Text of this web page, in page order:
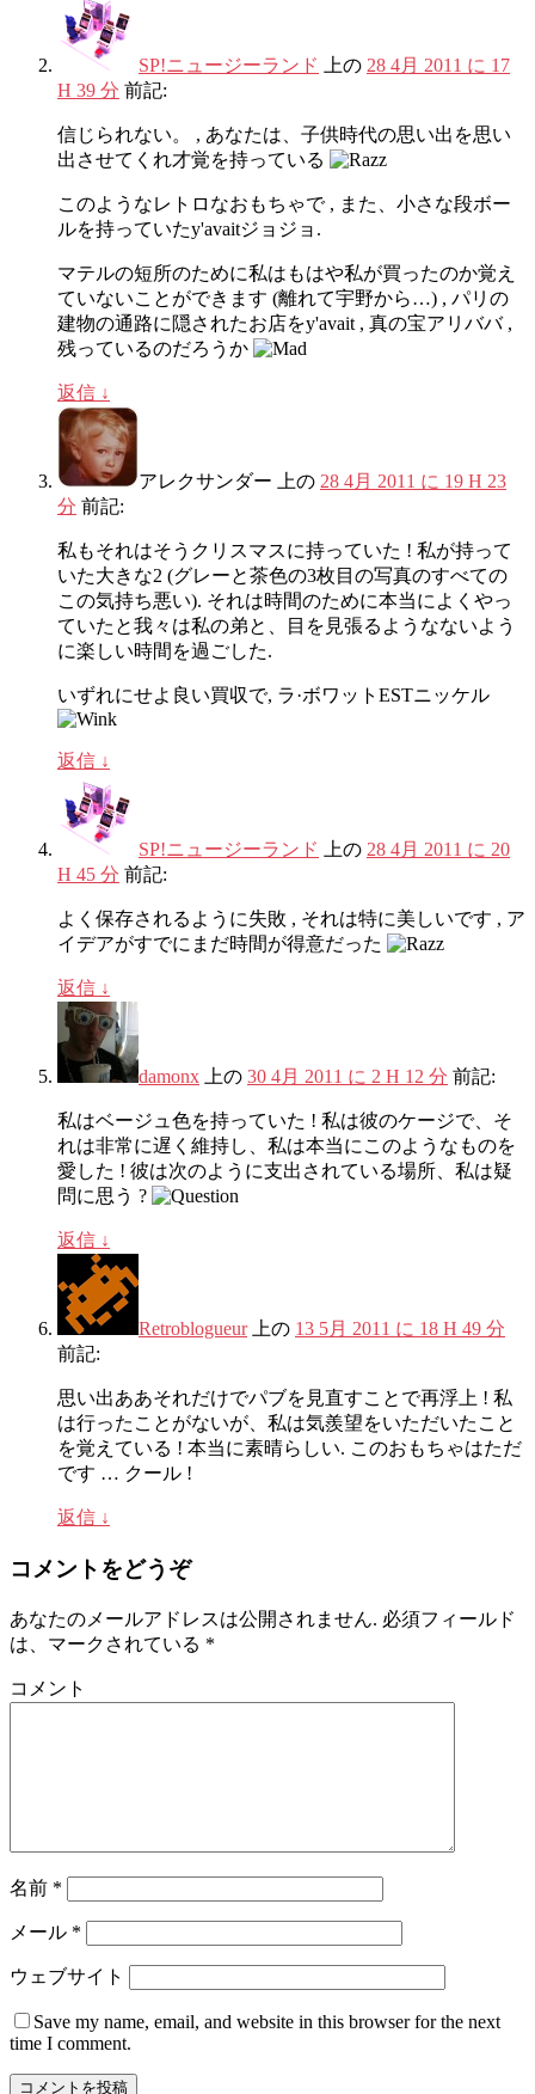
SP!ニュージーランド 上の 28 4月 2011 に 17
H 39 分 前記:
信じられない。 , あなたは、子供時代の思い出を思い
出させてくれ才覚を持っている
このようなレトロなおもちゃで , また、小さな段ボー
ルを持っていたy'avaitジョジョ.
マテルの短所のために私はもはや私が買ったのか覚え
ていないことができます (離れて宇野から…) , パリの
建物の通路に隠されたお店をy'avait , 真の宝アリババ ,
残っているのだろうか
返信 ↓
アレクサンダー 上の 28 4月 2011 に 19 H 23
分 前記:
私もそれはそうクリスマスに持っていた ! 私が持って
いた大きな2 (グレーと茶色の3枚目の写真のすべての
この気持ち悪い). それは時間のために本当によくやっ
ていたと我々は私の弟と、目を見張るようなないよう
に楽しい時間を過ごした.
いずれにせよ良い買収で, ラ·ボワットESTニッケル
返信 ↓
SP!ニュージーランド 上の 28 4月 2011 に 20
H 45 分 前記:
よく保存されるように失敗 , それは特に美しいです , ア
イデアがすでにまだ時間が得意だった
返信 ↓
damonx 上の 30 4月 2011 に 2 H 12 分 前記:
私はベージュ色を持っていた ! 私は彼のケージで、そ
れは非常に遅く維持し、私は本当にこのようなものを
愛した ! 彼は次のように支出されている場所、私は疑
問に思う ?
返信 ↓
Retroblogueur上の 13 5月 2011 に 18 H 49 分
前記:
思い出ああそれだけでパブを見直すことで再浮上 ! 私
は行ったことがないが、私は気羨望をいただいたこと
を覚えている ! 本当に素晴らしい. このおもちゃはただ
です … クール !
返信 ↓
コメントをどうぞ
あなたのメールアドレスは公開されません. 必須フィールド
は、マークされている *
コメント
名前 *
メール *
ウェブサイト
Save my name, email, and website in this browser for the next
time I comment.